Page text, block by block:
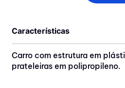
Características
Carro com estrutura em
prateleiras em polipropileno.